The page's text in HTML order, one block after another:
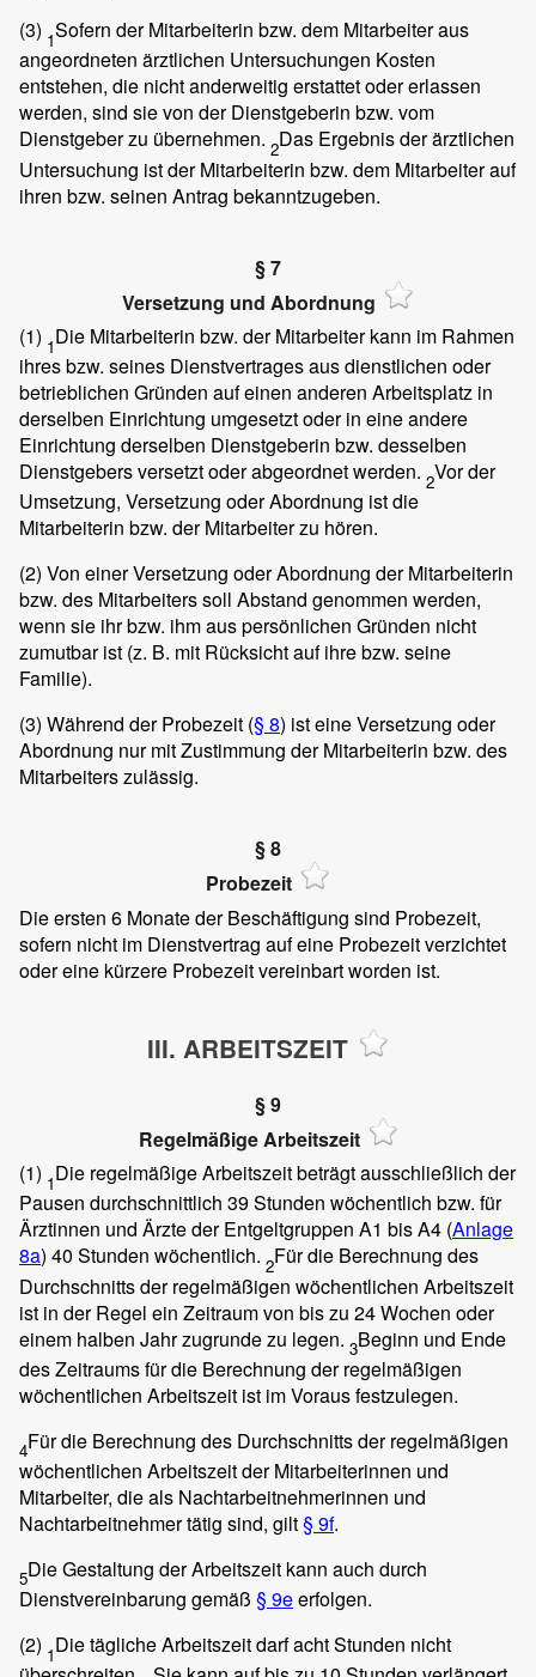
(3) 1Sofern der Mitarbeiterin bzw. dem Mitarbeiter aus
angeordneten ärztlichen Untersuchungen Kosten
entstehen, die nicht anderweitig erstattet oder erlassen
werden, sind sie von der Dienstgeberin bzw. vom
Dienstgeber zu übernehmen. 2Das Ergebnis der ärztlichen
Untersuchung ist der Mitarbeiterin bzw. dem Mitarbeiter auf
ihren bzw. seinen Antrag bekanntzugeben.
§ 7
Versetzung und Abordnung
(1) 1Die Mitarbeiterin bzw. der Mitarbeiter kann im Rahmen
ihres bzw. seines Dienstvertrages aus dienstlichen oder
betrieblichen Gründen auf einen anderen Arbeitsplatz in
derselben Einrichtung umgesetzt oder in eine andere
Einrichtung derselben Dienstgeberin bzw. desselben
Dienstgebers versetzt oder abgeordnet werden. 2Vor der
Umsetzung, Versetzung oder Abordnung ist die
Mitarbeiterin bzw. der Mitarbeiter zu hören.
(2) Von einer Versetzung oder Abordnung der Mitarbeiterin
bzw. des Mitarbeiters soll Abstand genommen werden,
wenn sie ihr bzw. ihm aus persönlichen Gründen nicht
zumutbar ist (z. B. mit Rücksicht auf ihre bzw. seine
Familie).
(3) Während der Probezeit (§ 8) ist eine Versetzung oder
Abordnung nur mit Zustimmung der Mitarbeiterin bzw. des
Mitarbeiters zulässig.
§ 8
Probezeit
Die ersten 6 Monate der Beschäftigung sind Probezeit,
sofern nicht im Dienstvertrag auf eine Probezeit verzichtet
oder eine kürzere Probezeit vereinbart worden ist.
III. ARBEITSZEIT
§ 9
Regelmäßige Arbeitszeit
(1) 1Die regelmäßige Arbeitszeit beträgt ausschließlich der
Pausen durchschnittlich 39 Stunden wöchentlich bzw. für
Ärztinnen und Ärzte der Entgeltgruppen A1 bis A4 (Anlage
8a) 40 Stunden wöchentlich. 2Für die Berechnung des
Durchschnitts der regelmäßigen wöchentlichen Arbeitszeit
ist in der Regel ein Zeitraum von bis zu 24 Wochen oder
einem halben Jahr zugrunde zu legen. 3Beginn und Ende
des Zeitraums für die Berechnung der regelmäßigen
wöchentlichen Arbeitszeit ist im Voraus festzulegen.
4Für die Berechnung des Durchschnitts der regelmäßigen
wöchentlichen Arbeitszeit der Mitarbeiterinnen und
Mitarbeiter, die als Nachtarbeitnehmerinnen und
Nachtarbeitnehmer tätig sind, gilt§ 9f.
5Die Gestaltung der Arbeitszeit kann auch durch
Dienstvereinbarung gemäß § 9eerfolgen.
(2) 1Die tägliche Arbeitszeit darf acht Stunden nicht